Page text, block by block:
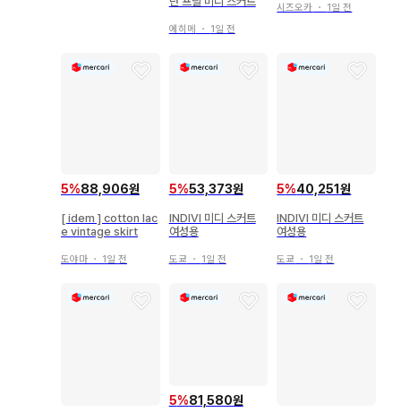
에히메 ・ 1일 전
시즈오카 ・ 1일 전
5%88,906원
[ idem ] cotton lac
e vintage skirt
도야마 ・ 1일 전
5%53,373원
INDIVI 미디 스커트
여성용
도쿄 ・ 1일 전
5%40,251원
INDIVI 미디 스커트
여성용
도쿄 ・ 1일 전
5%81,580원